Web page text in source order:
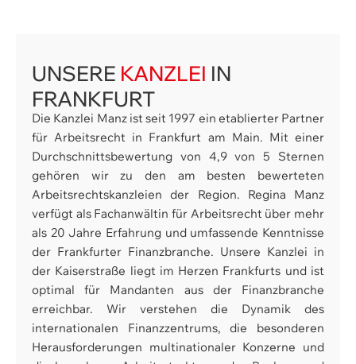
UNSERE KANZLEI IN
FRANKFURT
Die Kanzlei Manz ist seit 1997 ein etablierter Partner
für Arbeitsrecht in Frankfurt am Main. Mit einer
Durchschnittsbewertung von 4,9 von 5 Sternen
gehören wir zu den am besten bewerteten
Arbeitsrechtskanzleien der Region. Regina Manz
verfügt als Fachanwältin für Arbeitsrecht über mehr
als 20 Jahre Erfahrung und umfassende Kenntnisse
der Frankfurter Finanzbranche. Unsere Kanzlei in
der Kaiserstraße liegt im Herzen Frankfurts und ist
optimal für Mandanten aus der Finanzbranche
erreichbar. Wir verstehen die Dynamik des
internationalen Finanzzentrums, die besonderen
Herausforderungen multinationaler Konzerne und